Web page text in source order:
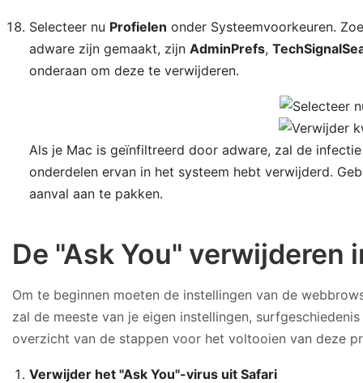
Selecteer nu Profielen onder Systeemvoorkeuren.
adware zijn gemaakt, zijnAdminPrefs,
onderaan om deze te verwijderen.
Als je Mac is geïnfiltreerd door adware, zal de
onderdelen ervan in het systeem hebt verwijderd.
aanval aan te pakken.
De "Ask You" verwijderen
Om te beginnen moeten de instellingen van de
zal de meeste van je eigen instellingen,
overzicht van de stappen voor het voltooien van deze
Verwijder het "Ask You"-virus uit Safari